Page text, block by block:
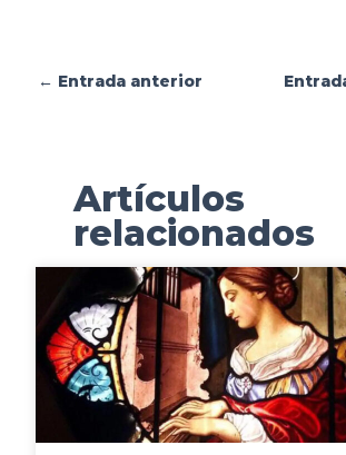
← Entrada anterior
Artículos
relacionados